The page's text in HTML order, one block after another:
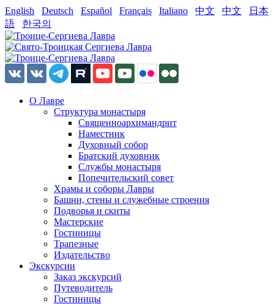
English Deutsch Español Français Italiano 中文 中文
日本
語
한국의
О Лавре
Структура монастыря
Священноархимандрит
Наместник
Духовный собор
Братский духовник
Службы монастыря
Попечительский совет
Храмы и соборы Лавры
Башни, стены и служебные строения
Подворья и скиты
Мастерские
Гостиницы
Трапезные
Издательство
Экскурсии
Заказ экскурсий
Путеводитель
Гостиницы